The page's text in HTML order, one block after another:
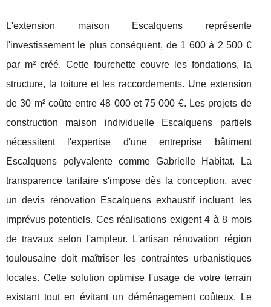
L'extension maison Escalquens représente
l'investissement le plus conséquent, de 1 600 à 2 500 €
par m² créé. Cette fourchette couvre les fondations, la
structure, la toiture et les raccordements. Une extension
de 30 m² coûte entre 48 000 et 75 000 €. Les projets de
construction maison individuelle Escalquens partiels
nécessitent l'expertise d'une entreprise bâtiment
Escalquens polyvalente comme Gabrielle Habitat. La
transparence tarifaire s'impose dès la conception, avec
un devis rénovation Escalquens exhaustif incluant les
imprévus potentiels. Ces réalisations exigent 4 à 8 mois
de travaux selon l'ampleur. L'artisan rénovation région
toulousaine doit maîtriser les contraintes urbanistiques
locales. Cette solution optimise l'usage de votre terrain
existant tout en évitant un déménagement coûteux. Le